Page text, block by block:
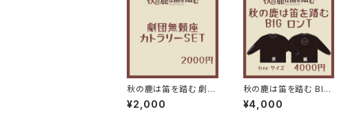
秋の鹿は笛を踏む 劇団
カトラリーSET
¥2,000
秋の鹿は笛を踏む BIG
ロンT
¥4,000